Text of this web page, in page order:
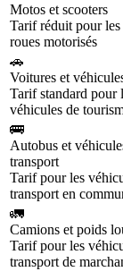
Motos et scooters
Tarif réduit pour
roues motorisés
🚗
Voitures et
Tarif standard pour
véhicules de
🚌
Autobus et
transport
Tarif pour les
transport en
🚛
Camions et poids
Tarif pour les
transport de